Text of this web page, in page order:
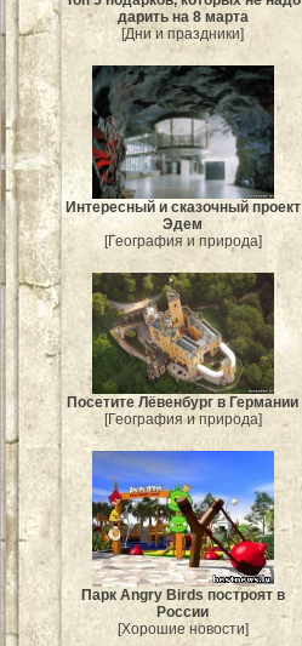
дарить на 8 марта
[Дни и праздники]
Интересный и сказочный проект
Эдем
[География и природа]
Посетите Лёвенбург в Германии
[География и природа]
Парк Angry Birds построят в
России
[Хорошие новости]